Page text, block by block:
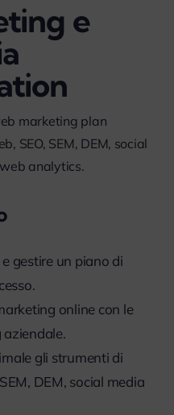
On Air
Impegno Sociale
myPeople
e
marketing plan
SEO, SEM, DEM, social
analytics.
gestire un piano di
online con le
gli strumenti di
DEM, social media